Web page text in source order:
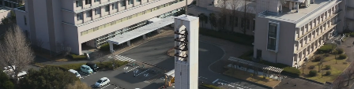
健康と安心をあなたに
つなぎ続ける地域医療
周産期から終末期まで
地域を支える医療
急性期から回復期へと
つなぐ医療
学び・育てる医療